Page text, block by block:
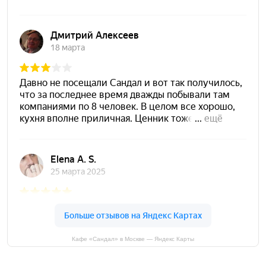
Кафе «Сандал» в Москве — Яндекс Карты